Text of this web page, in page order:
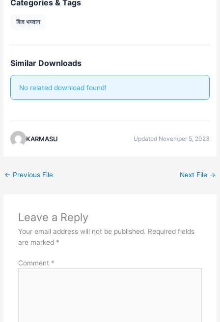
Categories & Tags
शिव भगवान
Similar Downloads
No related download found!
KARMASU Updated November 5, 2023
← Previous File Next File →
Leave a Reply
Your email address will not be published. Required fields
are marked *
Comment *